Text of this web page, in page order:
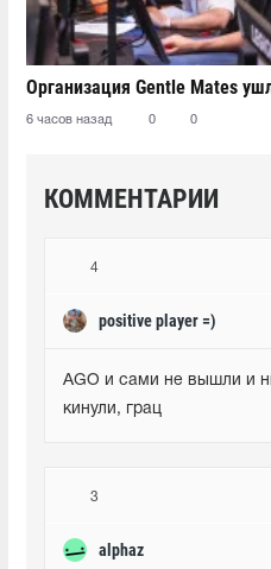
Организация Gentle Mates
6 часов назад 0 0
КОММЕНТАРИИ
4
positive player =)
AGO и сами не вышли и
кинули, грац
3
alphaz